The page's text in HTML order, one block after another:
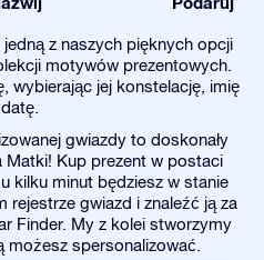
z naszych pięknych opcji
motywów prezentowych.
wybierając jej konstelację, imię
gwiazdy to doskonały
Matki! Kup prezent w postaci
kilku minut będziesz w stanie
rejestrze gwiazd i znaleźć ją za
Finder. My z kolei stworzymy
możesz spersonalizować.